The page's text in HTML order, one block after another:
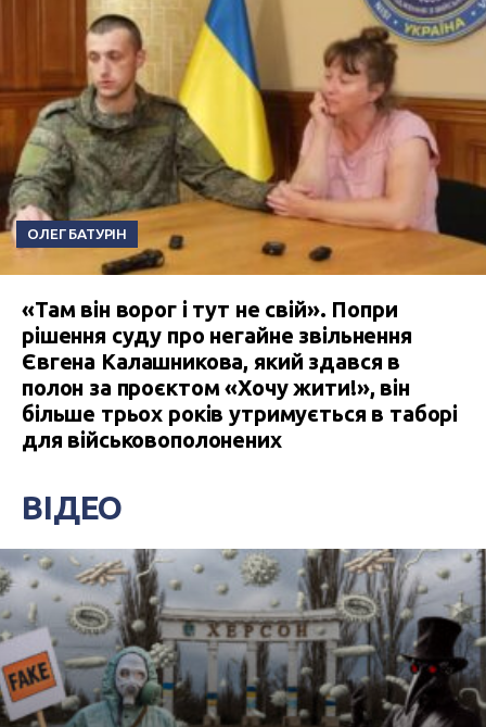
ОЛЕГ БАТУРІН
«Там він ворог і тут не свій». Попри
рішення суду про негайне звільнення
Євгена Калашникова, який здався в
полон за проєктом «Хочу жити!», він
більше трьох років утримується в таборі
для військовополонених
ВІДЕО